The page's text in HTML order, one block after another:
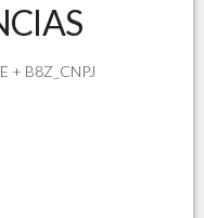
+ B8Z_CNPJ